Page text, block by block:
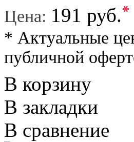
Цена: 191 руб.*
* Актуальные
публичной
В корзину
В закладки
В сравнение